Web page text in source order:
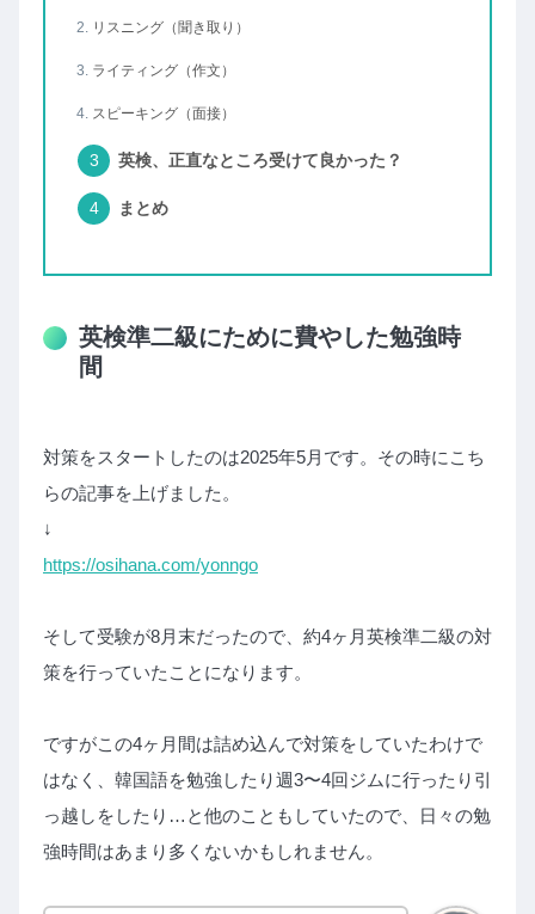
リスニング（聞き取り）
ライティング（作文）
スピーキング（面接）
英検、正直なところ受けて良かった？
まとめ
英検準二級にために費やした勉強時
間
対策をスタートしたのは2025年5月です。その時にこち
らの記事を上げました。
↓
https://osihana.com/yonngo
そして受験が8月末だったので、約4ヶ月英検準二級の対
策を行っていたことになります。
ですがこの4ヶ月間は詰め込んで対策をしていたわけで
はなく、韓国語を勉強したり週3〜4回ジムに行ったり引
っ越しをしたり…と他のこともしていたので、日々の勉
強時間はあまり多くないかもしれません。